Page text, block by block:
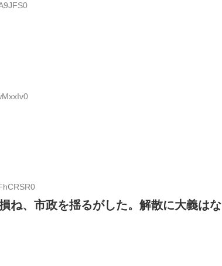
ね、市政を揺るがした。解散に大義はな